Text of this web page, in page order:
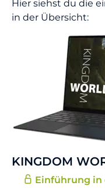
Hier siehst du die
in der Übersicht:
KINGDOM
Einführung in